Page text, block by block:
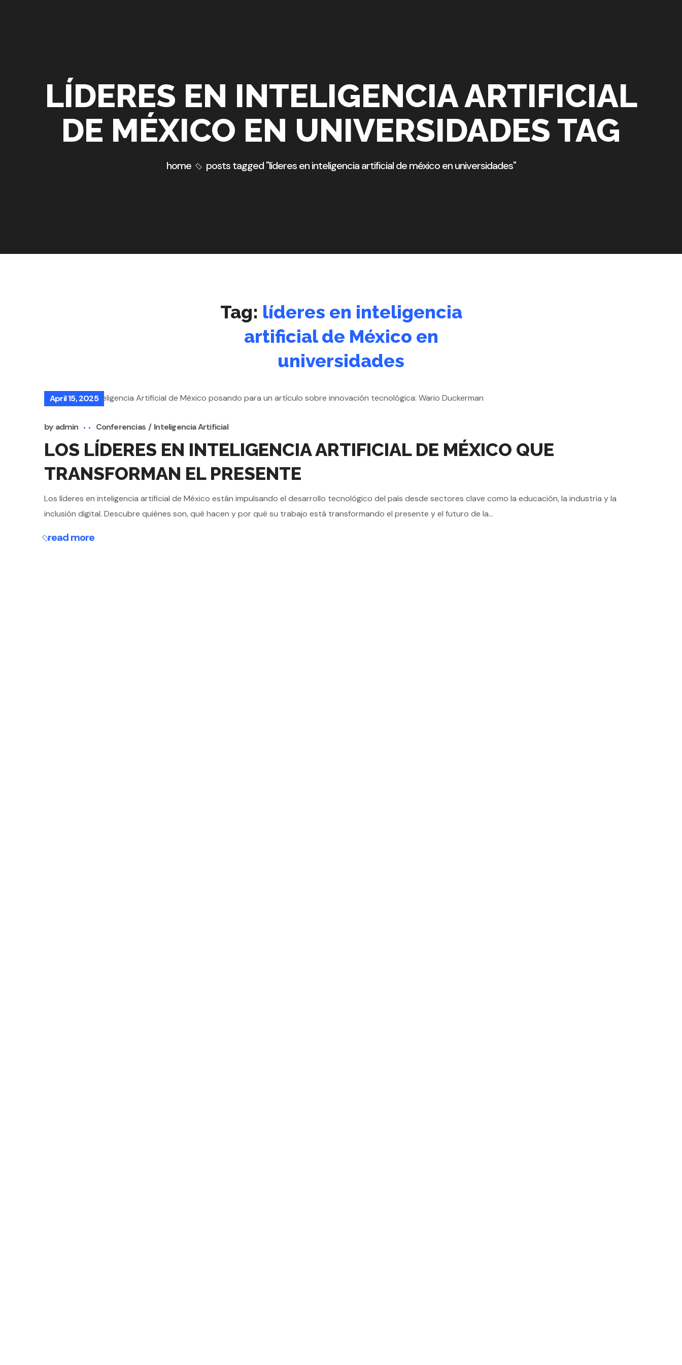
LÍDERES EN INTELIGENCIA ARTIFICIAL
DE MÉXICO EN UNIVERSIDADES TAG
home posts tagged "líderes en inteligencia artificial de méxico en universidades"
Tag: líderes en inteligencia
artificial de México en
universidades
April 15, 2025
by admin Conferencias Inteligencia Artificial
LOS LÍDERES EN INTELIGENCIA ARTIFICIAL DE MÉXICO QUE
TRANSFORMAN EL PRESENTE
Los líderes en inteligencia artificial de México están impulsando el desarrollo tecnológico del país desde sectores clave como la educación, la industria y la
inclusión digital. Descubre quiénes son, qué hacen y por qué su trabajo está transformando el presente y el futuro de la...
read more